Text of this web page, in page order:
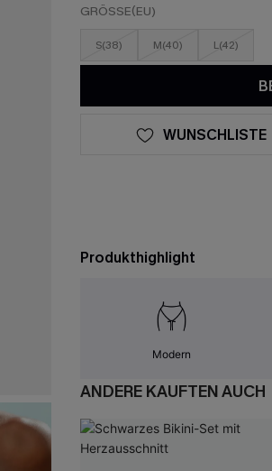
GRÖSSE(EU)
S(38) M(40) L(42)
WUNSCHLISTE
Produkthighlight
Modern
ANDERE KAUFTEN AUCH